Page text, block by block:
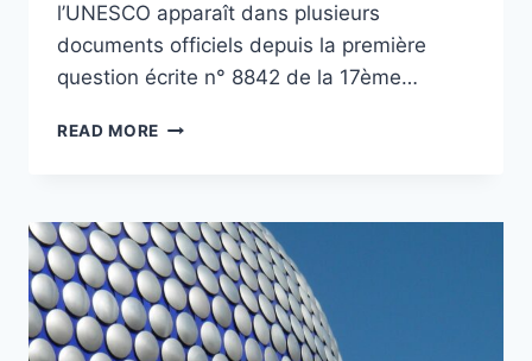
l’UNESCO apparaît dans plusieurs
documents officiels depuis la première
question écrite n° 8842 de la 17ème…
READ MORE TOUT
SAVOIR
SUR
LA
QUESTION
ÉCRITE
SÉNATORIALE